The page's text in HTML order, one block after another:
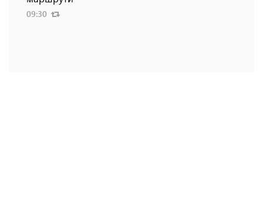
09:30